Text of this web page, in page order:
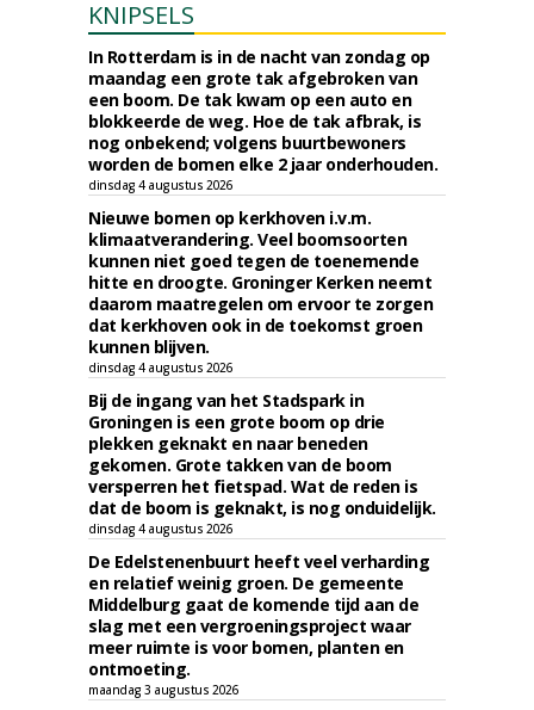
KNIPSELS
In Rotterdam is in de nacht van zondag op
maandag een grote tak afgebroken van
een boom. De tak kwam op een auto en
blokkeerde de weg. Hoe de tak afbrak, is
nog onbekend; volgens buurtbewoners
worden de bomen elke 2 jaar onderhouden.
dinsdag 4 augustus 2026
Nieuwe bomen op kerkhoven i.v.m.
klimaatverandering. Veel boomsoorten
kunnen niet goed tegen de toenemende
hitte en droogte. Groninger Kerken neemt
daarom maatregelen om ervoor te zorgen
dat kerkhoven ook in de toekomst groen
kunnen blijven.
dinsdag 4 augustus 2026
Bij de ingang van het Stadspark in
Groningen is een grote boom op drie
plekken geknakt en naar beneden
gekomen. Grote takken van de boom
versperren het fietspad. Wat de reden is
dat de boom is geknakt, is nog onduidelijk.
dinsdag 4 augustus 2026
De Edelstenenbuurt heeft veel verharding
en relatief weinig groen. De gemeente
Middelburg gaat de komende tijd aan de
slag met een vergroeningsproject waar
meer ruimte is voor bomen, planten en
ontmoeting.
maandag 3 augustus 2026